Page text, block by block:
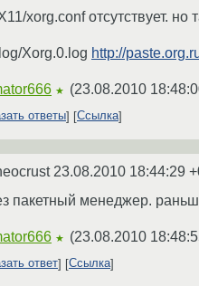
xorg.conf отсутствует.
Xorg.0.log http://
★ (23.08.2010
ответы
Ссылка
23.08.2010 18:44:29
пакетный менеджер.
★ (23.08.2010
ответ
Ссылка